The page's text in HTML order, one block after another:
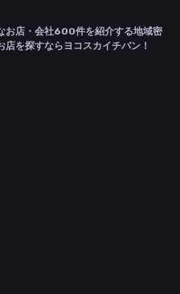
お店・会社600件を紹介する地域密
を探すならヨコスカイチバン！